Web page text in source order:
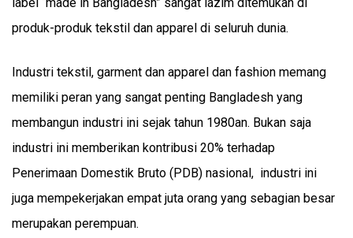
label “made in Bangladesh” sangat lazim ditemukan di
produk-produk tekstil dan apparel di seluruh dunia.
Industri tekstil, garment dan apparel dan fashion memang
memiliki peran yang sangat penting Bangladesh yang
membangun industri ini sejak tahun 1980an. Bukan saja
industri ini memberikan kontribusi 20% terhadap
Penerimaan Domestik Bruto (PDB) nasional, industri ini
juga mempekerjakan empat juta orang yang sebagian besar
merupakan perempuan.